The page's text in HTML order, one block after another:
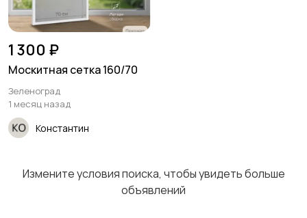
Садовая мебель
Шкафы и комоды
1 300 ₽
Москитная сетка 160/70
Зеленоград
1 месяц назад
Константин
Измените условия поиска, чтобы увидеть больше
объявлений